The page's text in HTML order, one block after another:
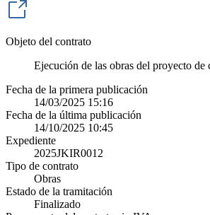
Objeto del contrato
Ejecución de las obras del proyecto
Fecha de la primera publicación
14/03/2025 15:16
Fecha de la última publicación
14/10/2025 10:45
Expediente
2025JKIR0012
Tipo de contrato
Obras
Estado de la tramitación
Finalizado